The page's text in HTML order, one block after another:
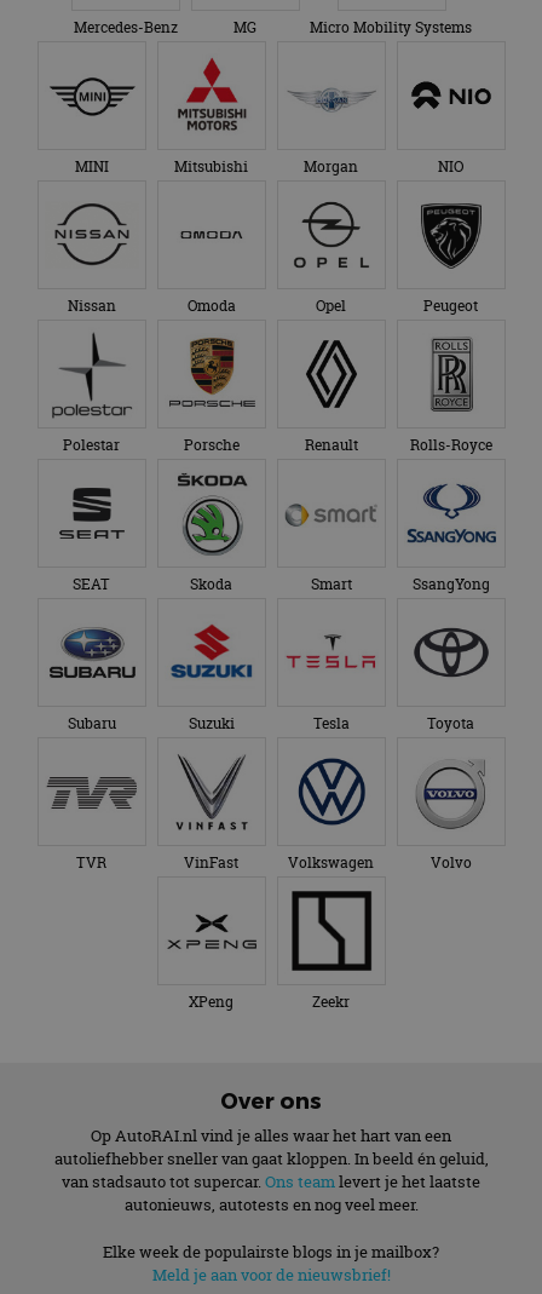
Mercedes-Benz MG Micro Mobility Systems
MINI Mitsubishi Morgan NIO
Nissan Omoda Opel Peugeot
Polestar Porsche Renault Rolls-Royce
SEAT Skoda Smart SsangYong
Subaru Suzuki Tesla Toyota
TVR VinFast Volkswagen Volvo
XPeng Zeekr
Over ons
Op AutoRAI.nl vind je alles waar het hart van een
autoliefhebber sneller van gaat kloppen. In beeld én geluid,
van stadsauto tot supercar. Ons teamlevert je het laatste
autonieuws, autotests en nog veel meer.
Elke week de populairste blogs in je mailbox?
Meld je aan voor de nieuwsbrief!